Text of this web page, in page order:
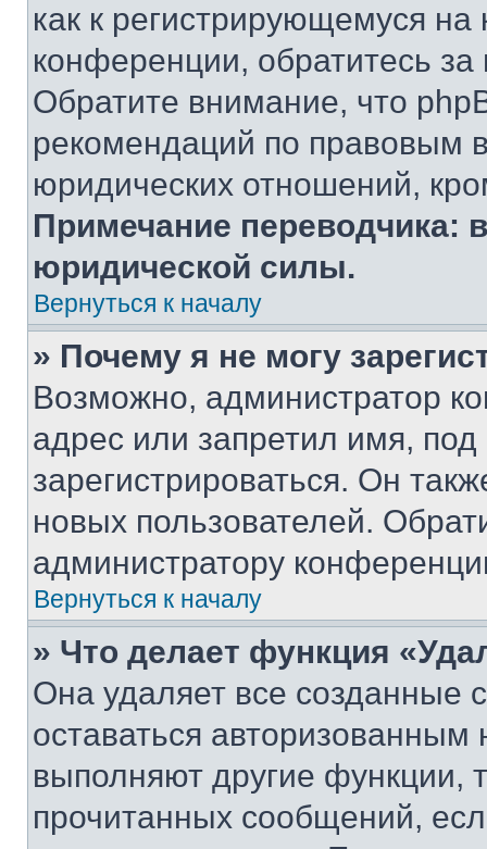
как к регистрирующемуся
конференции, обратитесь
Обратите внимание, что
рекомендаций по правовым
юридических отношений,
Примечание переводчика:
юридической силы.
Вернуться к началу
» Почему я не могу
Возможно, администратор
адрес или запретил имя,
зарегистрироваться. Он
новых пользователей.
администратору
Вернуться к началу
» Что делает функция
Она удаляет все созданные
оставаться
выполняют другие функции,
прочитанных сообщений,